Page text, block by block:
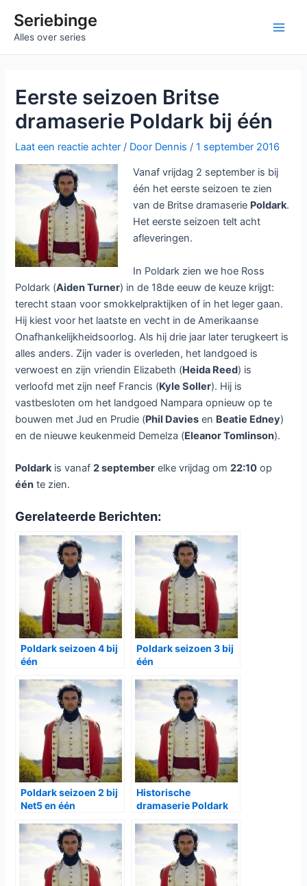
naarSeriebinge
Alles over series
Eerste seizoen Britse
dramaserie Poldark bij één
Laat een reactie achter / Door Dennis/1 september 2016
Vanaf vrijdag 2 september is bij
één het eerste seizoen te zien
van de Britse dramaserie Poldark.
Het eerste seizoen telt acht
afleveringen.
In Poldark zien we hoe Ross
Poldark (Aiden Turner) in de 18de eeuw de keuze krijgt:
terecht staan voor smokkelpraktijken of in het leger gaan.
Hij kiest voor het laatste en vecht in de Amerikaanse
Onafhankelijkheidsoorlog. Als hij drie jaar later terugkeert is
alles anders. Zijn vader is overleden, het landgoed is
verwoest en zijn vriendin Elizabeth (Heida Reed) is
verloofd met zijn neef Francis (Kyle Soller). Hij is
vastbesloten om het landgoed Nampara opnieuw op te
bouwen met Jud en Prudie (Phil Davies en Beatie Edney)
en de nieuwe keukenmeid Demelza (Eleanor Tomlinson).
Poldarkis vanaf2 september elke vrijdag om22:10 op
één te zien.
Gerelateerde Berichten:
Poldark seizoen 4 bij
één
Poldark seizoen 3 bij
één
Poldark seizoen 2 bij
Net5 en één
Historische
dramaserie Poldark